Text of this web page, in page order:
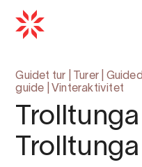
Guidet tur Turer
guide
Vinteraktivitet